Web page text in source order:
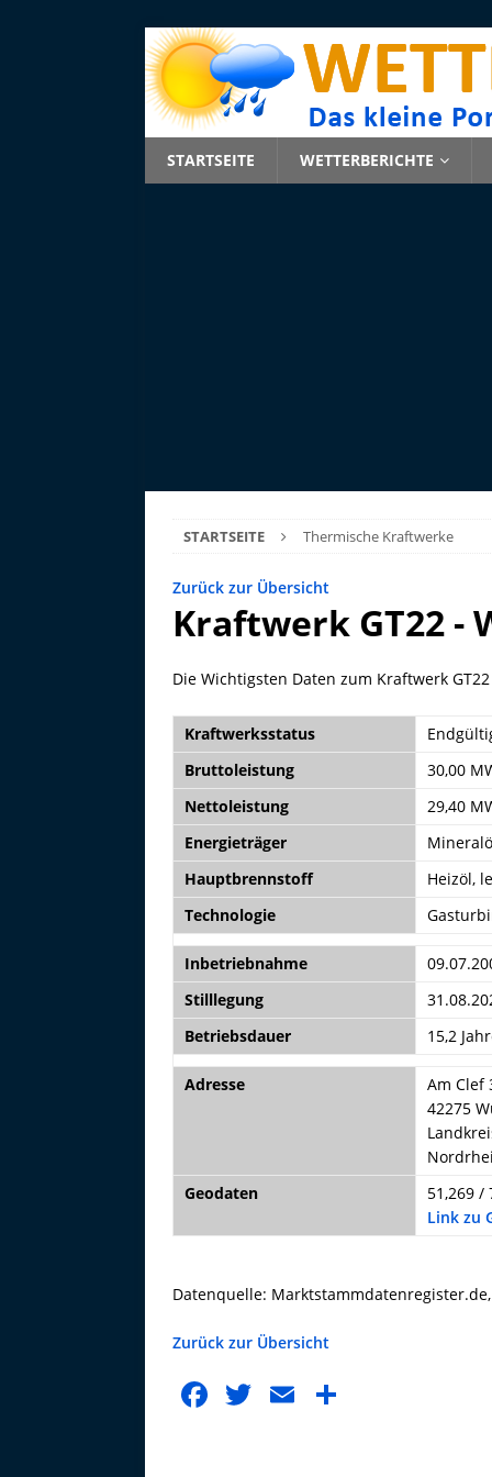
STARTSEITE WETTERBERICHTE
STARTSEITE Thermische Kraftwerke
Zurück zur Übersicht
Kraftwerk GT22 -
Die Wichtigsten Daten zum Kraftwerk
Kraftwerksstatus
Bruttoleistung
30,00
Nettoleistung
29,40
Energieträger
Hauptbrennstoff
Heizöl,
Technologie
Inbetriebnahme
Stilllegung
Betriebsdauer
15,2
Adresse
Am Clef
42275
Geodaten
51,269 /
Link zu
Datenquelle:
Zurück zur Übersicht
F T E